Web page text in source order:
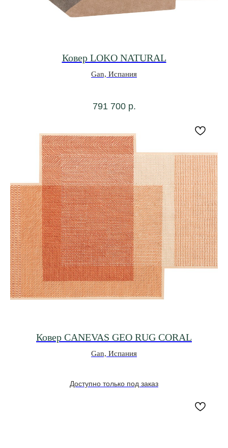
Ковер LOKO NATURAL
Gan, Испания
791 700 р.
Ковер CANEVAS GEO RUG CORAL
Gan, Испания